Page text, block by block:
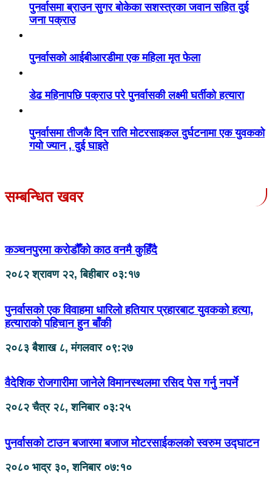
पुनर्वासमा ब्राउन सुगर बोकेका सशस्त्रका जवान सहित दुई
जना पक्राउ
पुनर्वासको आईबीआरडीमा एक महिला मृत फेला
डेढ महिनापछि पक्राउ परे पुनर्वासकी लक्ष्मी घर्तीको हत्यारा
पुनर्वासमा तीजकै दिन राति मोटरसाइकल दुर्घटनामा एक युवकको
गयो ज्यान , दुई घाइते
सम्बन्धित खवर
कञ्चनपुरमा करोडौँको काठ वनमै कुहिँदै
२०८२ श्रावण २२, बिहीबार ०३:१७
पुनर्वासको एक विवाहमा धारिलो हतियार प्रहारबाट युवकको हत्या,
हत्याराको पहिचान हुन बाँकी
२०८३ बैशाख ८, मंगलवार ०९:२७
वैदेशिक रोजगारीमा जानेले विमानस्थलमा रसिद पेस गर्नु नपर्ने
२०८२ चैत्र २८, शनिबार ०३:२५
पुनर्वासको टाउन बजारमा बजाज मोटरसाईकलको स्वरुम उद्घाटन
२०८० भाद्र ३०, शनिबार ०७:१०